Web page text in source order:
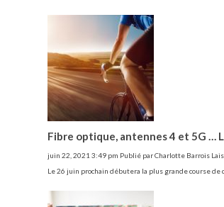
Fibre optique, antennes 4 et 5G …
juin 22, 2021 3:49 pm Publié parCharlotte Barrois
Le 26 juin prochain débutera la plus grande course